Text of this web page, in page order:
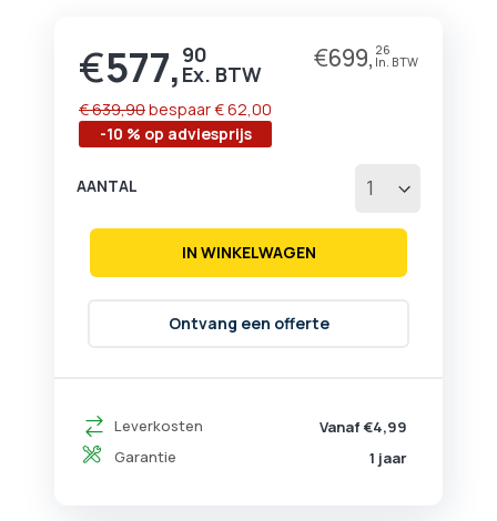
Prijs
€577, 90 €699, 26
-10 % op adviesprijs
€ 639,90bespaar€ 62,00
Leverkosten
Vanaf €4,99
Garantie
1 jaar
AANTAL
IN WINKELWAGEN
Ontvang een offerte
afbeeldingen-